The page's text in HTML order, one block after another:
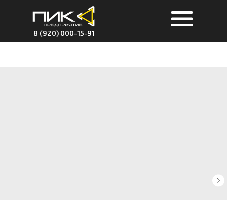
8 (920) 000-15-91